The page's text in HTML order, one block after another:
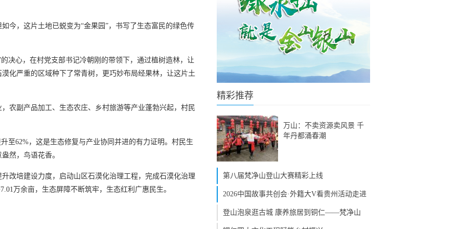
今，这片土地已蜕变为“金果园”，书写了生态富民的绿色传
决心，在村党支部书记冷朝刚的带领下，通过植树造林，让
化严重的区域种下了常青树，更巧妙布局经果林，让这片土
农副产品加工、生态农庄、乡村旅游等产业蓬勃兴起，村民
至62%，这是生态修复与产业协同并进的有力证明。村民生
然，鸟语花香。
改培建设力度，启动山区石漠化治理工程，完成石漠化治理
万余亩，生态屏障不断筑牢，生态红利广惠民生。
精彩推荐
万山：不卖资源卖风景 千
年丹都涌春潮
第八届梵净山登山大赛精彩上线
2026中国故事共创会·外籍大V看贵州活动走进
登山泡泉逛古城 康养旅居到铜仁——梵净山